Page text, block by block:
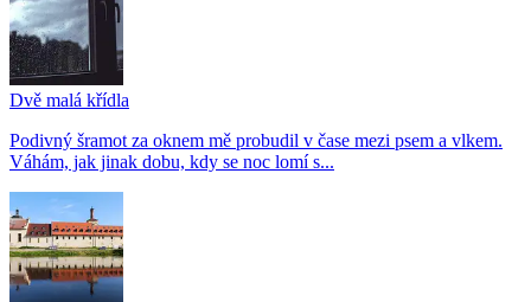
Dvě malá křídla
Podivný šramot za oknem mě probudil v čase mezi psem a vlkem.
Váhám, jak jinak dobu, kdy se noc lomí s...